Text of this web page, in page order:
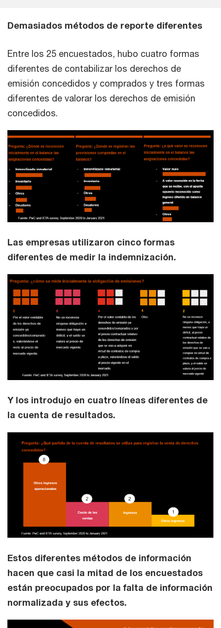
Demasiados métodos de reporte diferentes
Entre los 25 encuestados, hubo cuatro formas
diferentes de contabilizar los derechos de
emisión concedidos y comprados y tres formas
diferentes de valorar los derechos de emisión
concedidos.
Las empresas utilizaron cinco formas
diferentes de medir la indemnización.
Y los introdujo en cuatro líneas diferentes de
la cuenta de resultados.
Estos diferentes métodos de información
hacen que casi la mitad de los encuestados
están preocupados por la falta de información
normalizada y sus efectos.